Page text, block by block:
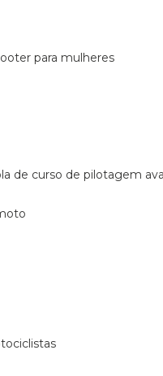
para mulheres
de curso de pilotagem